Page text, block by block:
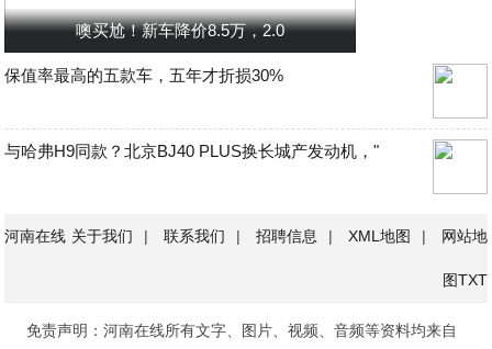
噢买尬！新车降价8.5万，2.0
保值率最高的五款车，五年才折损30%
与哈弗H9同款？北京BJ40 PLUS换长城产发动机，"
河南在线 关于我们 | 联系我们 | 招聘信息 | XML地图 | 网站地
图TXT
免责声明：河南在线所有文字、图片、视频、音频等资料均来自